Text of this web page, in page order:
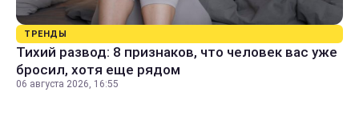
ТРЕНДЫ
Тихий развод: 8 признаков, что человек вас уже
бросил, хотя еще рядом
06 августа 2026, 16:55